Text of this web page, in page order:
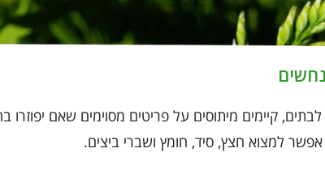
קיימים מיתוסים על פריטים מסוימים שאם
אפשר למצוא חצץ, סיד, חומץ ושברי ביצים.